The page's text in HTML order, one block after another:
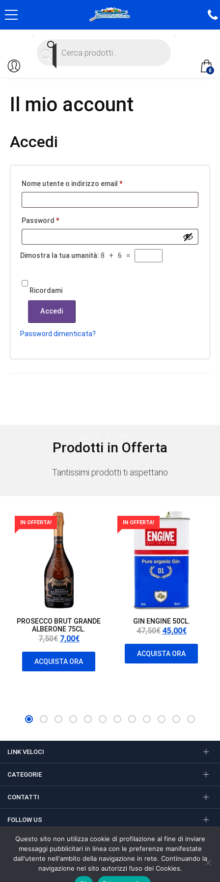
Products
search
0
Il mio account
Accedi
Nome utente o indirizzo email *
Password *
Dimostra la tua umanità: 8 + 6 =
Ricordami
Accedi
Password dimenticata?
Prodotti in Offerta
SALES
Tantissimi prodotti ti aspettano
IN OFFERTA!
PROSECCO BRUT GRANDE
ALBERONE 75CL.
7,50€ Il
prezzo
originale
era:
7,00€Il
prezzo
attuale
è:
ACQUISTA ORA
IN OFFERTA!
GIN ENGINE 50CL.
47,50€ Il
prezzo
originale
era:
45,00€Il
prezzo
è:
ACQUISTA ORA
LINK VELOCI
CATEGORIE
CONTATTI
FOLLOW US
Termini e condizioni
PrivacyPolicy e Cookies Policy
© 2020 Readytec
Questo sito non utilizza cookie di profilazione al fine di inviare
messaggi pubblicitari in linea con le preferenze manifestate
dall'utente nell'ambito della navigazione in rete. Continuando la
navigazione nel sito autorizzi l’uso dei Cookies.